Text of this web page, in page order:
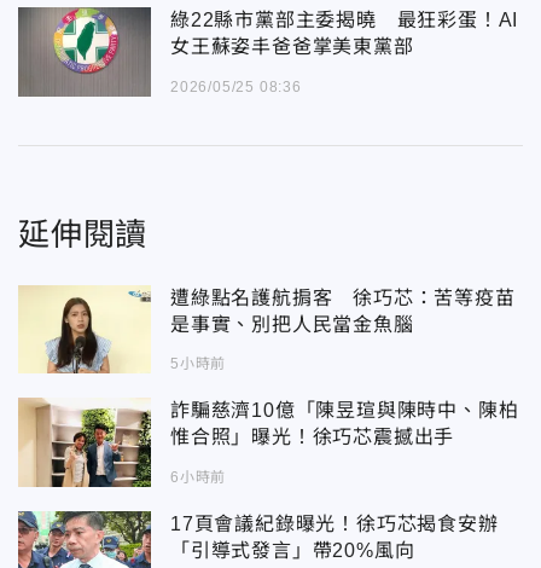
綠22縣市黨部主委揭曉 最狂彩蛋！AI
女王蘇姿丰爸爸掌美東黨部
2026/05/25 08:36
延伸閱讀
遭綠點名護航掮客 徐巧芯：苦等疫苗
是事實、別把人民當金魚腦
5小時前
詐騙慈濟10億「陳昱瑄與陳時中、陳柏
惟合照」曝光！徐巧芯震撼出手
6小時前
17頁會議紀錄曝光！徐巧芯揭食安辦
「引導式發言」帶20%風向